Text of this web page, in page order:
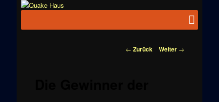
News zu
Beitragsnavigation
← Zurück Weiter →